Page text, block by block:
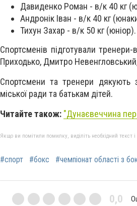
Давиденко Роман - в/к 40 кг
Андронік Іван - в/к 40 кг
Тихун Захар - в/к 50 кг (юніор).
Спортсменів підготували
Приходько, Дмитро
Спортсмени та тренери дякують
міської ради та батькам дітей.
Читайте також: "Дунаєвеччина
Якщо ви помітили помилку, виділіть необхідний текст
#спорт #бокс #чемпіонат області з
0,0